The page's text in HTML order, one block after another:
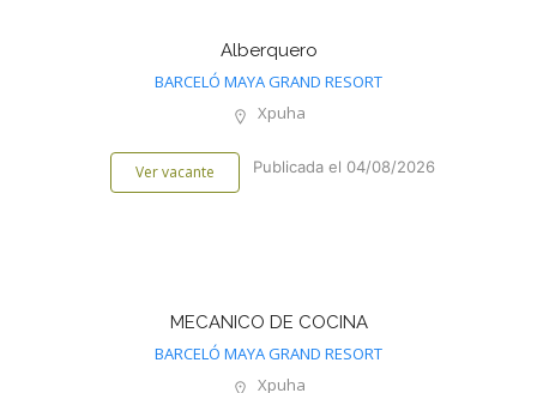
Alberquero
BARCELÓ MAYA GRAND RESORT
Xpuha
Ver vacante Publicada el 04/08/2026
MECANICO DE COCINA
BARCELÓ MAYA GRAND RESORT
Xpuha